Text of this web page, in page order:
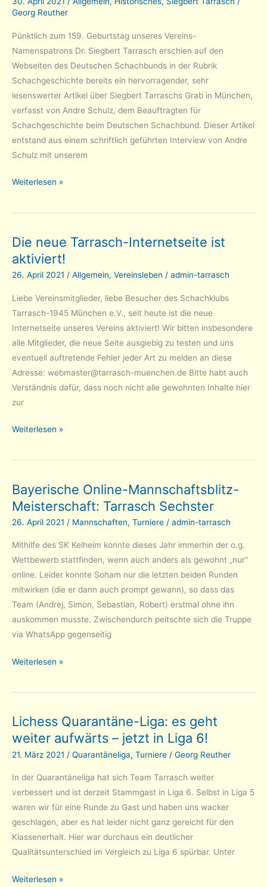
Georg Reuther
Pünktlich zum 159. Geburtstag unseres Vereins-
Namenspatrons Dr. Siegbert Tarrasch erschien auf den
Webseiten des Deutschen Schachbunds in der Rubrik
Schachgeschichte bereits ein hervorragender, sehr
lesenswerter Artikel über Siegbert Tarraschs Grab in München,
verfasst von Andre Schulz, dem Beauftragten für
Schachgeschichte beim Deutschen Schachbund. Dieser Artikel
entstand aus einem schriftlich geführten Interview von Andre
Schulz mit unserem
Positive
zur
Tarrasch-
Grabstätte
Weiterlesen »
Die neue Tarrasch-Internetseite ist
aktiviert!
26. April 2021 / Allgemein, Vereinsleben / admin-tarrasch
Liebe Vereinsmitglieder, liebe Besucher des Schachklubs
Tarrasch-1945 München e.V., seit heute ist die neue
Internetseite unseres Vereins aktiviert! Wir bitten insbesondere
alle Mitglieder, die neue Seite ausgiebig zu testen und uns
eventuell auftretende Fehler jeder Art zu melden an diese
Adresse: webmaster@tarrasch-muenchen.de Bitte habt auch
Verständnis dafür, dass noch nicht alle gewohnten Inhalte hier
zur
Die
Tarrasch-
ist
aktiviert!
Weiterlesen »
Bayerische Online-Mannschaftsblitz-
Meisterschaft: Tarrasch Sechster
26. April 2021 / Mannschaften, Turniere / admin-tarrasch
Mithilfe des SK Kelheim konnte dieses Jahr immerhin der o.g.
Wettbewerb stattfinden, wenn auch anders als gewohnt „nur“
online. Leider konnte Soham nur die letzten beiden Runden
mitwirken (die er dann auch prompt gewann), so dass das
Team (Andrej, Simon, Sebastian, Robert) erstmal ohne ihn
auskommen musste. Zwischendurch peitschte sich die Truppe
via WhatsApp gegenseitig
Bayerische
Mannschaftsblitz-
Tarrasch
Sechster
Weiterlesen »
Lichess Quarantäne-Liga: es geht
weiter aufwärts – jetzt in Liga 6!
21. März 2021 / Quarantäneliga, Turniere / Georg Reuther
In der Quarantäneliga hat sich Team Tarrasch weiter
verbessert und ist derzeit Stammgast in Liga 6. Selbst in Liga 5
waren wir für eine Runde zu Gast und haben uns wacker
geschlagen, aber es hat leider nicht ganz gereicht für den
Klassenerhalt. Hier war durchaus ein deutlicher
Qualitätsunterschied im Vergleich zu Liga 6 spürbar. Unter
Lichess
Weiterlesen »